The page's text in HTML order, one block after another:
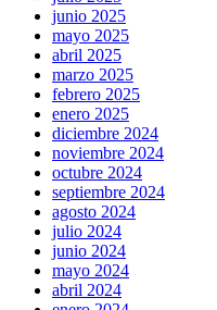
junio 2025
mayo 2025
abril 2025
marzo 2025
febrero 2025
enero 2025
diciembre 2024
noviembre 2024
octubre 2024
septiembre 2024
agosto 2024
julio 2024
junio 2024
mayo 2024
abril 2024